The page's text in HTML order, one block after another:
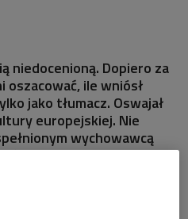
niedocenioną. Dopiero za
oszacować, ile wniósł
jako tłumacz. Oswajał
europejskiej. Nie
wychowawcą
prof. Zdzisław Najder.